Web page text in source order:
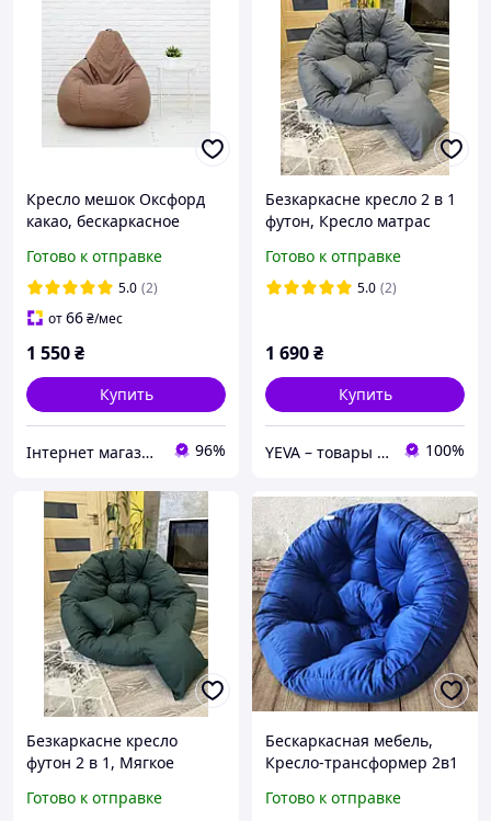
Кресло мешок Оксфорд
какао, бескаркасное
см) с внутренним чехлом,
пуфик, мешок
Готово к отправке
5.0 (2)
от66₴/мес
1 550₴
Купить
Інтернет магазин Sayron 96%
Безкаркасне кресло 2 в 1
футон, Кресло матрас
кресла для спальни,
Большое мягкое кресло
Готово к отправке
5.0 (2)
1 690₴
Купить
YEVA – товары для отдыха и новогодний декор 100%
Безкаркасне кресло
футон 2 в 1, Мягкое
Бескаркасная мягкая
Готово к отправке
Бескаркасная мебель,
Кресло-трансформер 2в1
гостинной, Бескаркасная
Готово к отправке